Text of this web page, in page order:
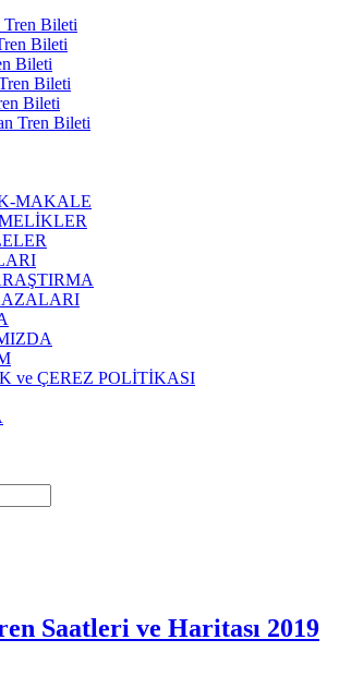
Tren Bileti
Bileti
Bileti
Bileti
Bileti
Tren Bileti
MAKALE
ve ÇEREZ POLİTİKASI
Saatleri ve Haritası 2019